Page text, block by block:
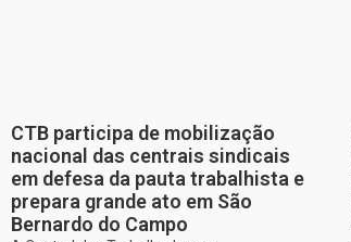
CTB participa de mobilização
nacional das centrais sindicais
em defesa da pauta trabalhista e
prepara grande ato em São
Bernardo do Campo